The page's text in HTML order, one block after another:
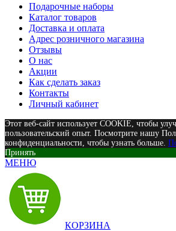
Подарочные наборы
Каталог товаров
Доставка и оплата
Адрес розничного магазина
Отзывы
О нас
Акции
Как сделать заказ
Контакты
Личный кабинет
Этот веб-сайт использует COOKIE, чтобы
пользовательский опыт. Посмотрите нашу
конфиденциальности, чтобы узнать больше.
Принять
МЕНЮ
КОРЗИНА